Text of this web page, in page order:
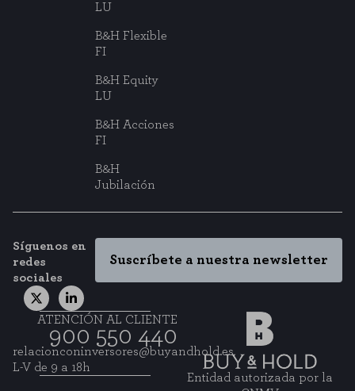
LU
B&H Flexible
FI
B&H Equity
LU
B&H Acciones
FI
B&H
Jubilación
Síguenos en
redes
sociales
Suscríbete a nuestra newsletter
ATENCIÓN AL CLIENTE
900 550 440
relacionconinversores@buyandhold.es
L-V de 9 a 18h
Entidad autorizada por la